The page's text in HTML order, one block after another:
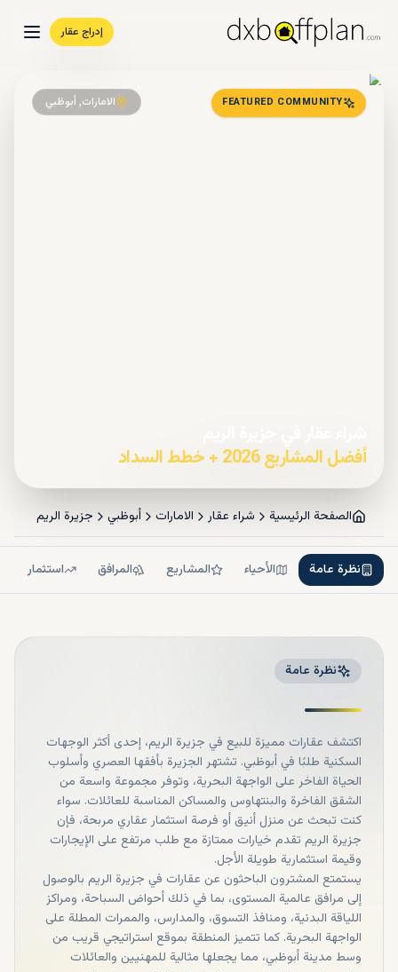
إدراج عقار
FEATURED COMMUNITY الامارات, أبوظبي
أفضل المشاريع 2026 + خطط السداد
الصفحة الرئيسية شراء عقار الامارات أبوظبي جزيرة الريم
نظرة عامة الأحياء المشاريع المرافق استثمار
نظرة عامة
اكتشف عقارات مميزة للبيع في جزيرة الريم، إحدى أكثر الوجهات
السكنية طلبًا في أبوظبي. تشتهر الجزيرة بأفقها العصري وأسلوب
الحياة الفاخر على الواجهة البحرية، وتوفر مجموعة واسعة من
الشقق الفاخرة والبنتهاوس والمساكن المناسبة للعائلات. سواء
كنت تبحث عن منزل أنيق أو فرصة استثمار عقاري مربحة، فإن
جزيرة الريم تقدم خيارات ممتازة مع طلب مرتفع على الإيجارات
وقيمة استثمارية طويلة الأجل.
يستمتع المشترون الباحثون عن عقارات في جزيرة الريم بالوصول
إلى مرافق عالمية المستوى، بما في ذلك أحواض السباحة، ومراكز
اللياقة البدنية، ومنافذ التسوق، والمدارس، والممرات المطلة على
الواجهة البحرية. كما تتميز المنطقة بموقع استراتيجي قريب من
وسط مدينة أبوظبي، مما يجعلها مثالية للمهنيين والعائلات